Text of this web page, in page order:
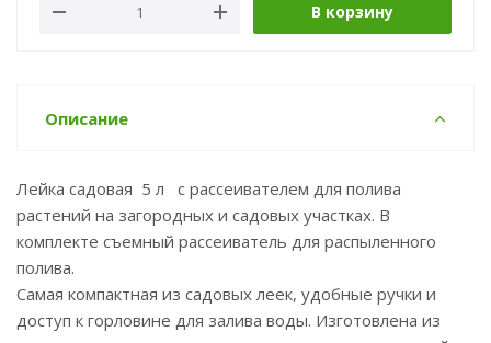
В корзину
Описание
Лейка садовая 5 л с рассеивателем для полива
растений на загородных и садовых участках. В
комплекте съемный рассеиватель для распыленного
полива.
Самая компактная из садовых леек, удобные ручки и
доступ к горловине для залива воды. Изготовлена из